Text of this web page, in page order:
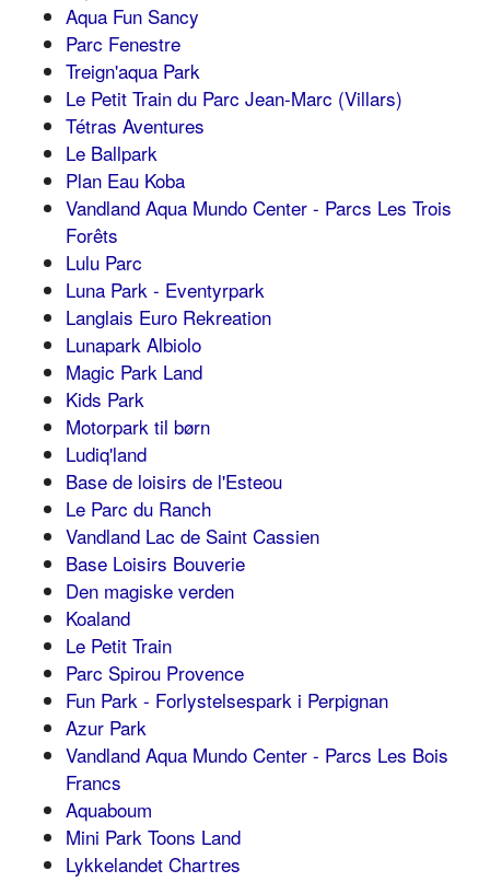
Aqua Fun Sancy
Parc Fenestre
Treign'aqua Park
Le Petit Train du Parc Jean-Marc (Villars)
Tétras Aventures
Le Ballpark
Plan Eau Koba
Vandland Aqua Mundo Center - Parcs Les Trois
Forêts
Lulu Parc
Luna Park - Eventyrpark
Langlais Euro Rekreation
Lunapark Albiolo
Magic Park Land
Kids Park
Motorpark til børn
Ludiq'land
Base de loisirs de l'Esteou
Le Parc du Ranch
Vandland Lac de Saint Cassien
Base Loisirs Bouverie
Den magiske verden
Koaland
Le Petit Train
Parc Spirou Provence
Fun Park - Forlystelsespark i Perpignan
Azur Park
Vandland Aqua Mundo Center - Parcs Les Bois
Francs
Aquaboum
Mini Park Toons Land
Lykkelandet Chartres